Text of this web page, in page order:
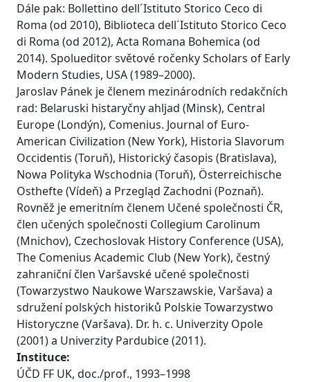
Dále pak: Bollettino dell´Istituto Storico Ceco di
Roma (od 2010), Biblioteca dell´Istituto Storico Ceco
di Roma (od 2012), Acta Romana Bohemica (od
2014). Spolueditor světové ročenky Scholars of Early
Modern Studies, USA (1989–2000).
Jaroslav Pánek je členem mezinárodních redakčních
rad: Belaruski histaryčny ahljad (Minsk), Central
Europe (Londýn), Comenius. Journal of Euro-
American Civilization (New York), Historia Slavorum
Occidentis (Toruň), Historický časopis (Bratislava),
Nowa Polityka Wschodnia (Toruň), Österreichische
Osthefte (Vídeň) a Przegląd Zachodni (Poznaň).
Rovněž je emeritním členem Učené společnosti ČR,
člen učených společnosti Collegium Carolinum
(Mnichov), Czechoslovak History Conference (USA),
The Comenius Academic Club (New York), čestný
zahraniční člen Varšavské učené společnosti
(Towarzystwo Naukowe Warszawskie, Varšava) a
sdružení polských historiků Polskie Towarzystwo
Historyczne (Varšava). Dr. h. c. Univerzity Opole
(2001) a Univerzity Pardubice (2011).
Instituce:
ÚČD FF UK, doc./prof., 1993–1998